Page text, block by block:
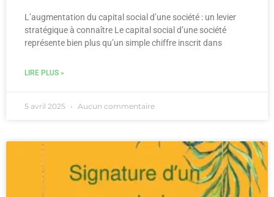
L’augmentation du capital social d’une société : un levier
stratégique à connaître Le capital social d’une société
représente bien plus qu’un simple chiffre inscrit dans
LIRE PLUS »
5 avril 2025 Aucun commentaire